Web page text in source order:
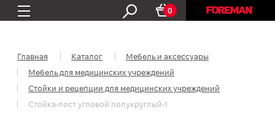
0
Главная Каталог
Мебель и аксессуары
Мебель для медицинских учреждений
Стойки и рецепции для медицинских учреждений
Стойка-пост угловой полукруглый-1